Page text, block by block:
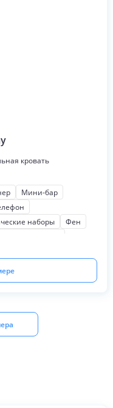
кровать
Мини-бар
наборы
Фен